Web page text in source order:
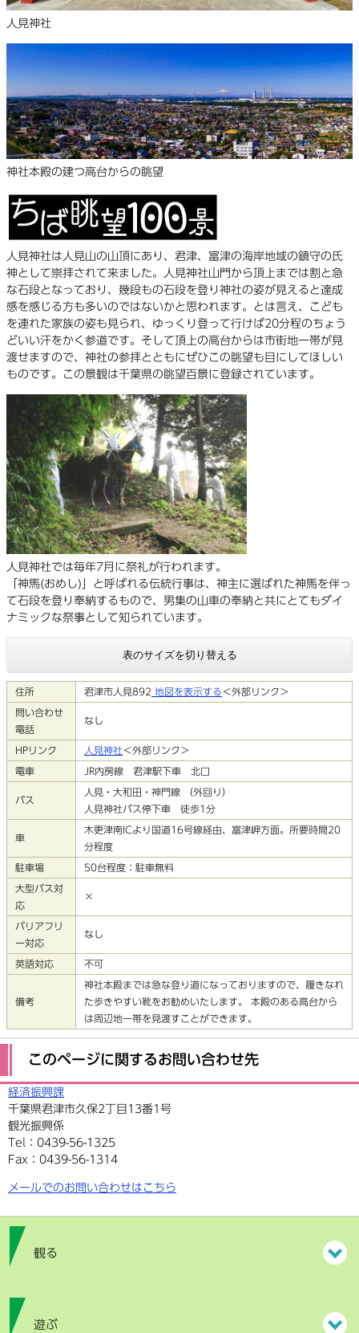
観る
遊ぶ
人見神社
神社本殿の建つ高台からの眺望
人見神社は人見山の山頂にあり、君津、富津の海岸地域の鎮守の氏
神として崇拝されて来ました。人見神社山門から頂上までは割と急
な石段となっており、幾段もの石段を登り神社の姿が見えると達成
感を感じる方も多いのではないかと思われます。とは言え、こども
を連れた家族の姿も見られ、ゆっくり登って行けば20分程のちょう
どいい汗をかく参道です。そして頂上の高台からは市街地一帯が見
渡せますので、神社の参拝とともにぜひこの眺望も目にしてほしい
ものです。この景観は千葉県の眺望百景に登録されています。
人見神社では毎年7月に祭礼が行われます。
「神馬(おめし)」と呼ばれる伝統行事は、神主に選ばれた神馬を伴っ
て石段を登り奉納するもので、男集の山車の奉納と共にとてもダイ
ナミックな祭事として知られています。
表のサイズを切り替える
住所 君津市人見892 地図を表示する＜外部リンク＞
問い合わせ
電話
なし
HPリンク 人見神社＜外部リンク＞
電車 JR内房線 君津駅下車 北口
バス
人見・大和田・神門線 （外回り）
人見神社バス停下車 徒歩1分
車
木更津南ICより国道16号線経由、富津岬方面。所要時間20
分程度
駐車場 50台程度：駐車無料
大型バス対
応
×
バリアフリ
ー対応
なし
英語対応 不可
備考
神社本殿までは急な登り道になっておりますので、履きなれ
た歩きやすい靴をお勧めいたします。 本殿のある高台から
は周辺地一帯を見渡すことができます。
このページに関するお問い合わせ先
経済振興課
観光振興係
千葉県君津市久保2丁目13番1号
Tel：0439-56-1325
Fax：0439-56-1314
メールでのお問い合わせはこちら